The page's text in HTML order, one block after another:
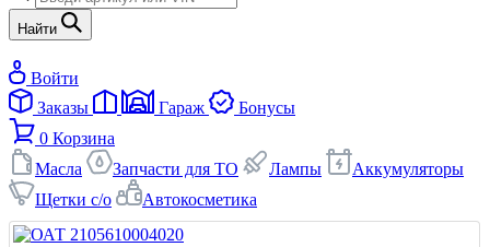
Найти
Войти
Заказы
Гараж
Бонусы
0 Корзина
Масла
Запчасти для ТО Лампы
Аккумуляторы
Щетки с/о
Автокосметика